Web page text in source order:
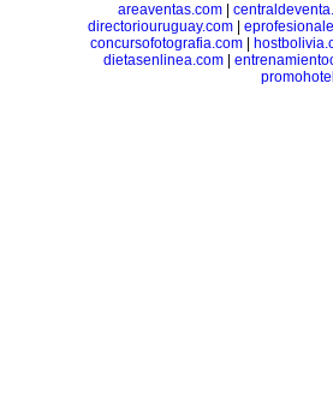
areaventas.com
directoriouruguay.com
concursofotografia.com|
dietasenlinea.com|